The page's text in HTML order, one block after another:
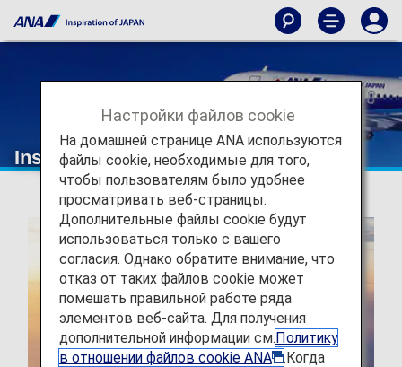
Inspiration of JAPAN
Настройки файлов cookie
На домашней странице ANA используются
файлы cookie, необходимые для того,
чтобы пользователям было удобнее
просматривать веб-страницы.
Дополнительные файлы cookie будут
использоваться только с вашего
согласия. Однако обратите внимание, что
отказ от таких файлов cookie может
помешать правильной работе ряда
элементов веб-сайта. Для получения
дополнительной информации см.Политику
в отношении файлов cookie ANA
.Когда